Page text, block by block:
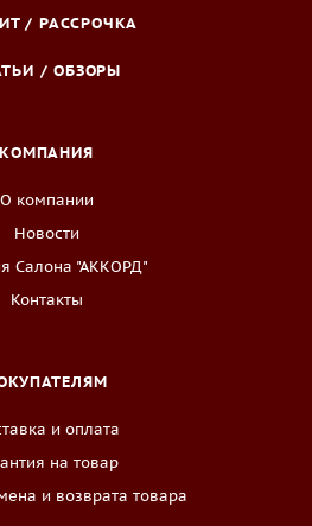
/ РАССРОЧКА
/ ОБЗОРЫ
КОМПАНИЯ
О компании
Новости
Салона "АККОРД"
Контакты
и оплата
на товар
и возврата товара